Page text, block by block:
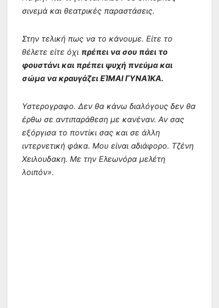
σινεμά και θεατρικές παραστάσεις.
Στην τελική πως να το κάνουμε. Είτε το
θέλετε είτε όχι πρέπει να σου πάει το
φουστάνι και πρέπει ψυχή πνεύμα και
σώμα να κραυγάζει ΕΊΜΑΙ ΓΥΝΑΊΚΑ.
Υστερογραφο. Δεν θα κάνω διαλόγους δεν θα
έρθω σε αντιπαράθεση με κανέναν. Αν σας
εξόργισα το ποντίκι σας και σε άλλη
ιντερνετική φάκα. Μου είναι αδιάφορο. Τζένη
Χειλουδακη. Με την Ελεωνόρα μελέτη
λοιπόν».